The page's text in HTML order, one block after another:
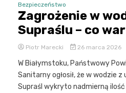
Bezpieczeństwo
Zagrożenie w
Supraślu – co
Piotr Marecki 26 marca 2026
W Białymstoku, Państwowy
Sanitarny ogłosił, że w wodzie
Supraśl wykryto nadmierną